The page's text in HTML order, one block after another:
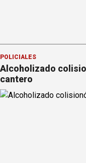
POLICIALES
Alcoholizado
cantero